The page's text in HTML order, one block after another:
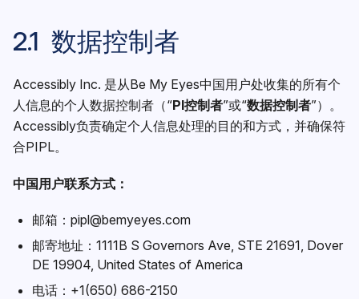
2.1 数据控制者
Accessibly Inc. 是从Be My Eyes中国用户处收集的所有个
人信息的个人数据控制者（“PI控制者”或“数据控制者”）。
Accessibly负责确定个人信息处理的目的和方式，并确保符
合PIPL。
中国用户联系方式：
邮箱： pipl@bemyeyes.com
邮寄地址：1111B S Governors Ave, STE 21691, Dover
DE 19904, United States of America
电话：+1(650) 686-2150